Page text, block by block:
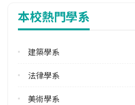
3
113學年度下學期
雙主修人數
1
本校熱門學系
建築學系
法律學系
美術學系